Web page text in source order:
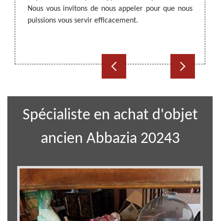
Nous vous invitons de nous appeler pour que nous
puissions vous servir efficacement.
à un
Nous
Spécialiste en achat d'objet
ancien Abbazia 20243